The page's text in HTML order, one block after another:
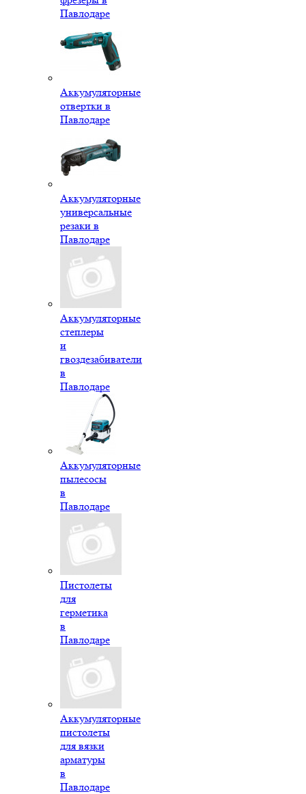
Павлодаре
Аккумуляторные
отвертки в
Павлодаре
Аккумуляторные
универсальные
резаки в
Павлодаре
Аккумуляторные
степлеры
и
гвоздезабиватели
в
Павлодаре
Аккумуляторные
пылесосы
в
Павлодаре
Пистолеты
для
герметика
в
Павлодаре
Аккумуляторные
пистолеты
для вязки
арматуры
в
Павлодаре